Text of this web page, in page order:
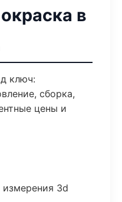
в
ключ:
сборка,
цены и
измерения 3d